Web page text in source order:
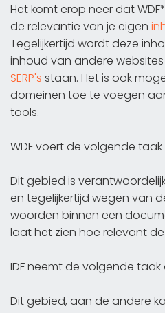
Het komt erop neer dat
de relevantie van je eigen
Tegelijkertijd wordt deze
inhoud van andere
SERP's staan. Het is ook
domeinen toe te voegen
tools.
WDF voert de volgende taak
Dit gebied is
en tegelijkertijd wegen van
woorden binnen een
laat het zien hoe relevant
IDF neemt de volgende taak
Dit gebied, aan de andere